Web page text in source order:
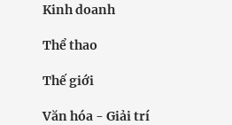
Kinh doanh
Thể thao
Thế giới
Văn hóa - Giải trí